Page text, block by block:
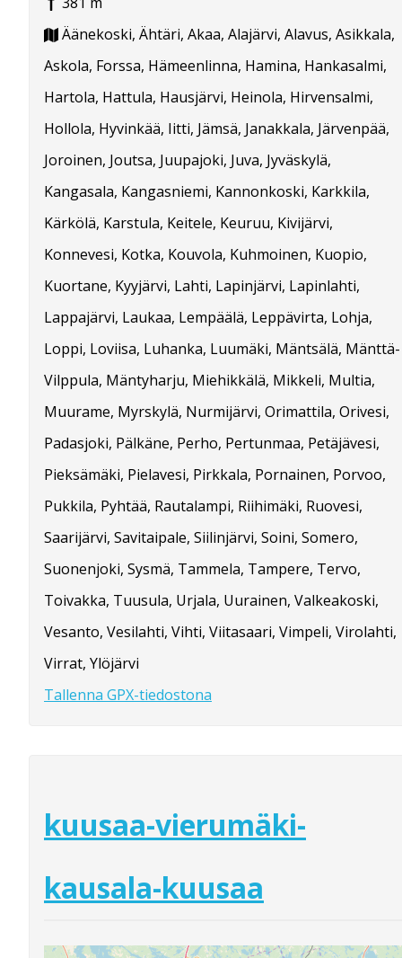
Äänekoski, Ähtäri, Akaa, Alajärvi, Alavus, Asikkala,
Askola, Forssa, Hämeenlinna, Hamina, Hankasalmi,
Hartola, Hattula, Hausjärvi, Heinola, Hirvensalmi,
Hollola, Hyvinkää, Iitti, Jämsä, Janakkala, Järvenpää,
Joroinen, Joutsa, Juupajoki, Juva, Jyväskylä,
Kangasala, Kangasniemi, Kannonkoski, Karkkila,
Kärkölä, Karstula, Keitele, Keuruu, Kivijärvi,
Konnevesi, Kotka, Kouvola, Kuhmoinen, Kuopio,
Kuortane, Kyyjärvi, Lahti, Lapinjärvi, Lapinlahti,
Lappajärvi, Laukaa, Lempäälä, Leppävirta, Lohja,
Loppi, Loviisa, Luhanka, Luumäki, Mäntsälä, Mänttä-
Vilppula, Mäntyharju, Miehikkälä, Mikkeli, Multia,
Muurame, Myrskylä, Nurmijärvi, Orimattila, Orivesi,
Padasjoki, Pälkäne, Perho, Pertunmaa, Petäjävesi,
Pieksämäki, Pielavesi, Pirkkala, Pornainen, Porvoo,
Pukkila, Pyhtää, Rautalampi, Riihimäki, Ruovesi,
Saarijärvi, Savitaipale, Siilinjärvi, Soini, Somero,
Suonenjoki, Sysmä, Tammela, Tampere, Tervo,
Toivakka, Tuusula, Urjala, Uurainen, Valkeakoski,
Vesanto, Vesilahti, Vihti, Viitasaari, Vimpeli, Virolahti,
Virrat, Ylöjärvi
Tallenna GPX-tiedostona
kuusaa-vierumäki-
kausala-kuusaa